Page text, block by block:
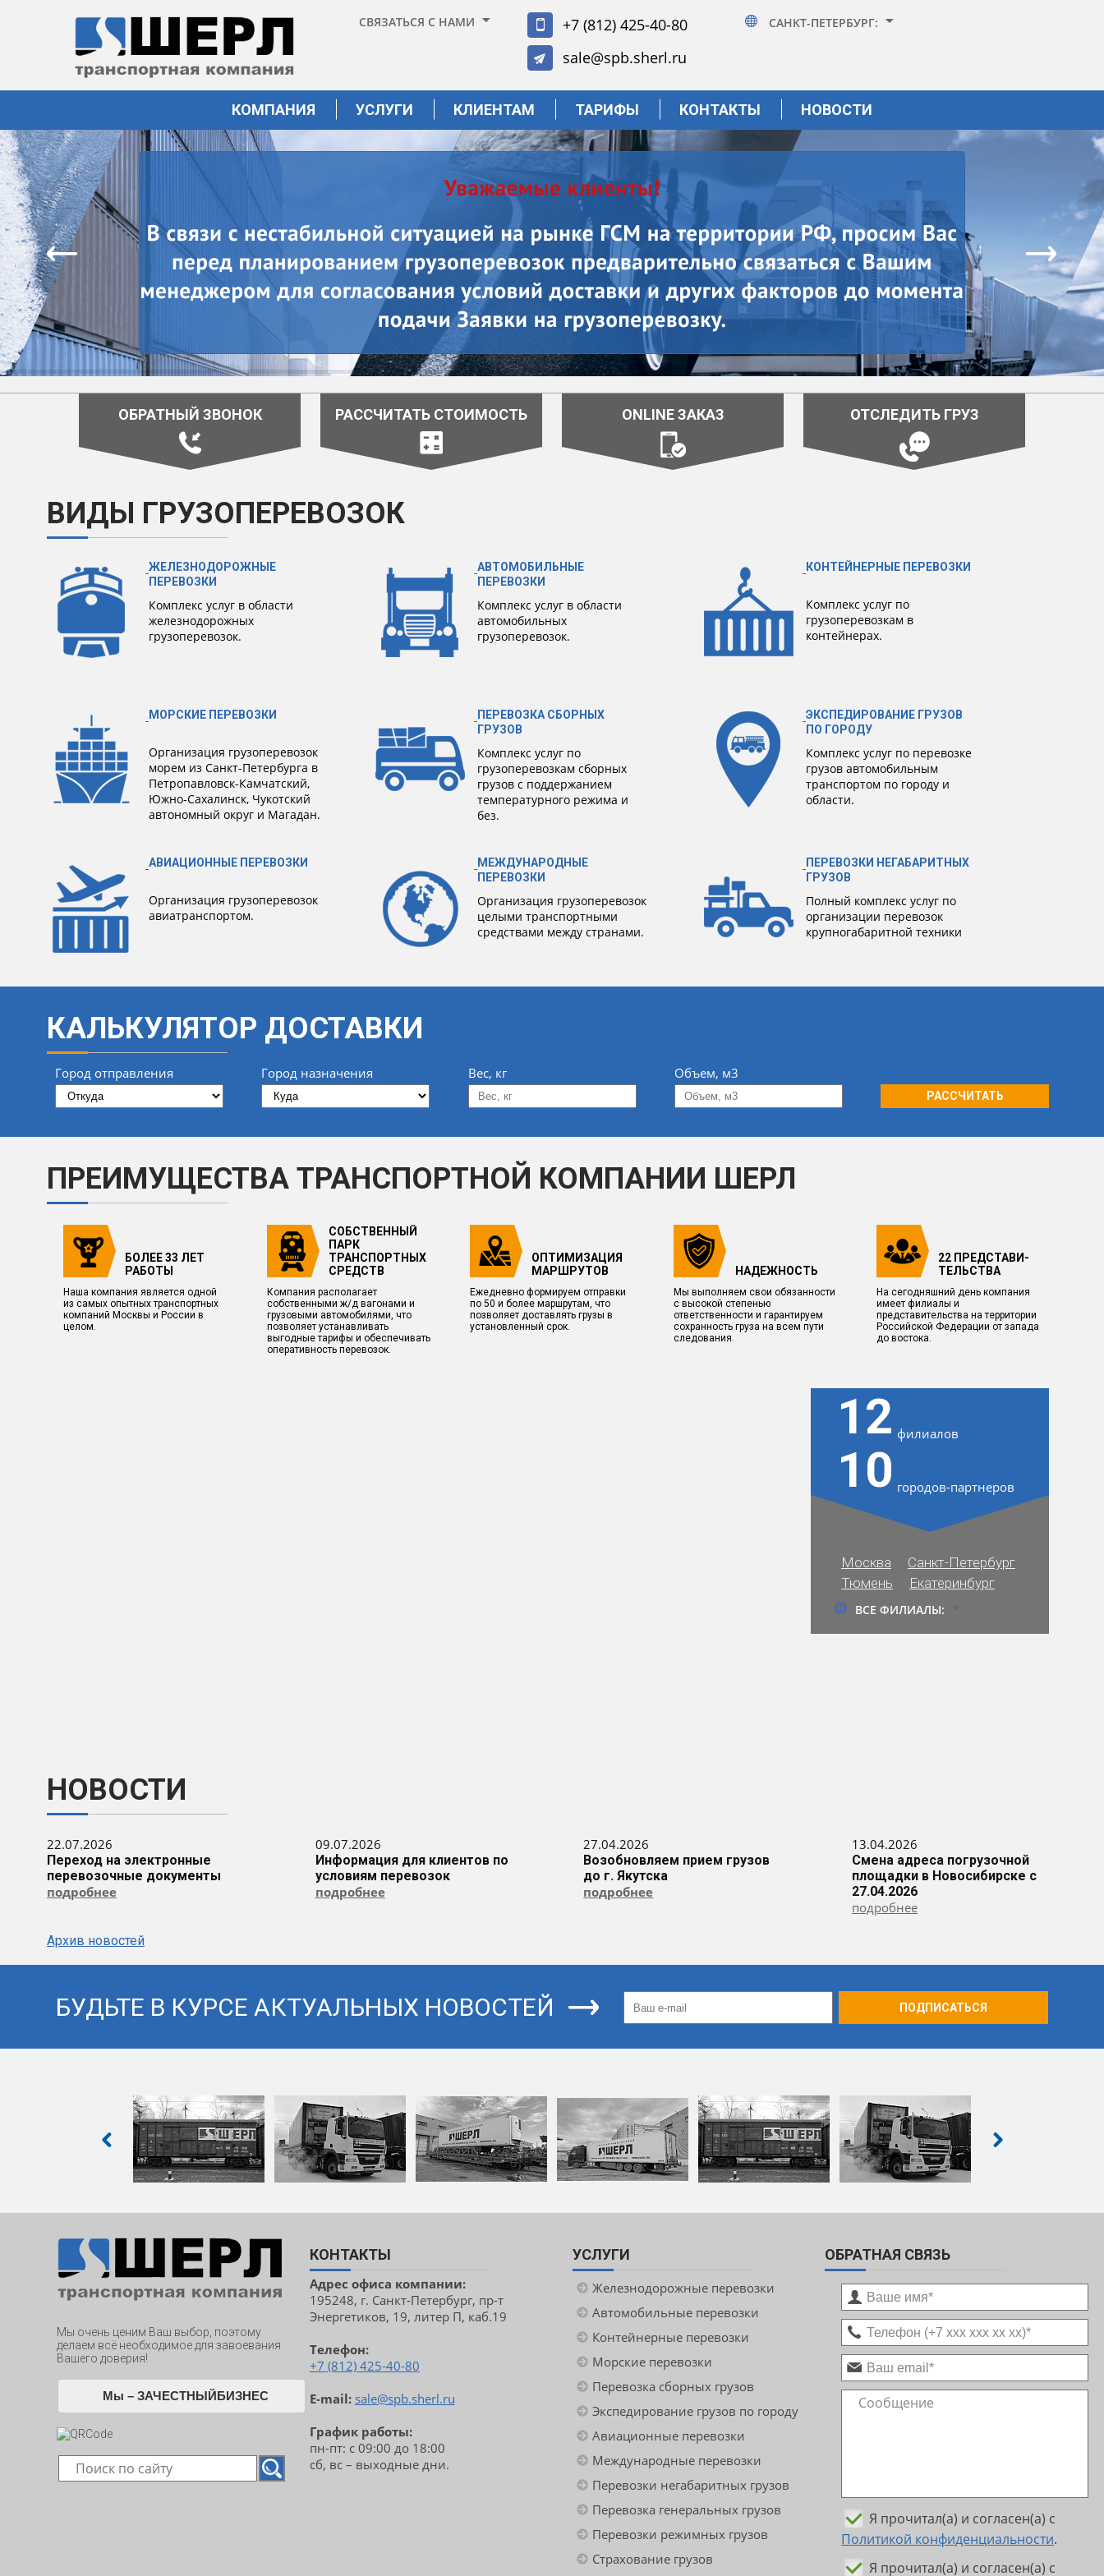
СВЯЗАТЬСЯ С НАМИ САНКТ-ПЕТЕРБУРГ:
+7 (812) 425-40-80
sale@spb.sherl.ru
КОМПАНИЯ УСЛУГИ КЛИЕНТАМ ТАРИФЫ КОНТАКТЫ НОВОСТИ
ОБРАТНЫЙ ЗВОНОК РАССЧИТАТЬ СТОИМОСТЬ ONLINE ЗАКАЗ ОТСЛЕДИТЬ ГРУЗ
ВИДЫ ГРУЗОПЕРЕВОЗОК
ЖЕЛЕЗНОДОРОЖНЫЕ
ПЕРЕВОЗКИ
Комплекс услуг в области
железнодорожных
грузоперевозок.
АВТОМОБИЛЬНЫЕ
ПЕРЕВОЗКИ
Комплекс услуг в области
автомобильных
грузоперевозок.
КОНТЕЙНЕРНЫЕ ПЕРЕВОЗКИ
Комплекс услуг по
грузоперевозкам в
контейнерах.
МОРСКИЕ ПЕРЕВОЗКИ
Организация грузоперевозок
морем из Санкт-Петербурга в
Петропавловск-Камчатский,
Южно-Сахалинск, Чукотский
автономный округ и Магадан.
ПЕРЕВОЗКА СБОРНЫХ
ГРУЗОВ
Комплекс услуг по
грузоперевозкам сборных
грузов с поддержанием
температурного режима и
без.
ЭКСПЕДИРОВАНИЕ ГРУЗОВ
ПО ГОРОДУ
Комплекс услуг по перевозке
грузов автомобильным
транспортом по городу и
области.
АВИАЦИОННЫЕ ПЕРЕВОЗКИ
Организация грузоперевозок
авиатранспортом.
МЕЖДУНАРОДНЫЕ
ПЕРЕВОЗКИ
Организация грузоперевозок
целыми транспортными
средствами между странами.
ПЕРЕВОЗКИ НЕГАБАРИТНЫХ
ГРУЗОВ
Полный комплекс услуг по
организации перевозок
крупногабаритной техники
КАЛЬКУЛЯТОР ДОСТАВКИ
Город отправления Город назначения Вес, кг Объем, м3
РАССЧИТАТЬ
ПРЕИМУЩЕСТВА ТРАНСПОРТНОЙ КОМПАНИИ ШЕРЛ
БОЛЕЕ 33 ЛЕТ
РАБОТЫ
Наша компания является одной
из самых опытных транспортных
компаний Москвы и России в
целом.
СОБСТВЕННЫЙ
ПАРК
ТРАНСПОРТНЫХ
СРЕДСТВ
Компания располагает
собственными ж/д вагонами и
грузовыми автомобилями, что
позволяет устанавливать
выгодные тарифы и обеспечивать
оперативность перевозок.
ОПТИМИЗАЦИЯ
МАРШРУТОВ
Ежедневно формируем отправки
по 50 и более маршрутам, что
позволяет доставлять грузы в
установленный срок.
НАДЕЖНОСТЬ
Мы выполняем свои обязанности
с высокой степенью
ответственности и гарантируем
сохранность груза на всем пути
следования.
22 ПРЕДСТАВИ-
ТЕЛЬСТВА
На сегодняшний день компания
имеет филиалы и
представительства на территории
Российской Федерации от запада
до востока.
12 филиалов
10 городов-партнеров
Москва
Санкт-Петербург
Тюмень
Екатеринбург
ВСЕ ФИЛИАЛЫ:
НОВОСТИ
22.07.2026
Переход на электронные
перевозочные документы
подробнее
09.07.2026
Информация для клиентов по
условиям перевозок
подробнее
27.04.2026
Возобновляем прием грузов
до г. Якутска
подробнее
13.04.2026
Смена адреса погрузочной
площадки в Новосибирске с
27.04.2026
подробнее
Архив новостей
БУДЬТЕ В КУРСЕ АКТУАЛЬНЫХ НОВОСТЕЙ ПОДПИСАТЬСЯ
Мы очень ценим Ваш выбор, поэтому
делаем всё необходимое для завоевания
Вашего доверия!
Мы – ЗАЧЕСТНЫЙБИЗНЕС
КОНТАКТЫ
Адрес офиса компании:
195248, г. Санкт-Петербург, пр-т
Энергетиков, 19, литер П, каб.19
Телефон:
+7 (812) 425-40-80
E-mail: sale@spb.sherl.ru
График работы:
пн-пт: с 09:00 до 18:00
сб, вс – выходные дни.
УСЛУГИ
Железнодорожные перевозки
Автомобильные перевозки
Контейнерные перевозки
Морские перевозки
Перевозка сборных грузов
Экспедирование грузов по городу
Авиационные перевозки
Международные перевозки
Перевозки негабаритных грузов
Перевозка генеральных грузов
Перевозки режимных грузов
Страхование грузов
ОБРАТНАЯ СВЯЗЬ
Я прочитал(а) и согласен(а) с
Политикой конфиденциальности.
Я прочитал(а) и согласен(а) с